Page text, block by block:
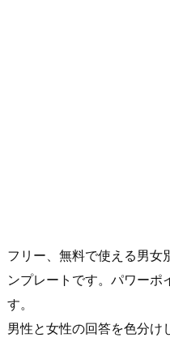
フリー、無料で使える男女
ンプレートです。パワーポ
す。
男性と女性の回答を色分け